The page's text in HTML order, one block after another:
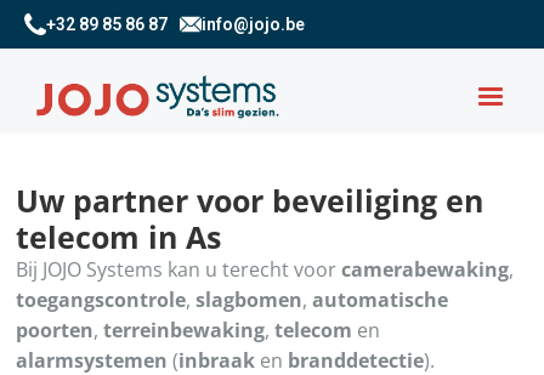
+32 89 85 86 87 info@jojo.be
Uw partner voor beveiliging en
telecom in As
Bij JOJO Systems kan u terecht voorcamerabewaking,
toegangscontrole,slagbomen,automatische
poorten,terreinbewaking,telecom en
alarmsystemen (inbraak en branddetectie).